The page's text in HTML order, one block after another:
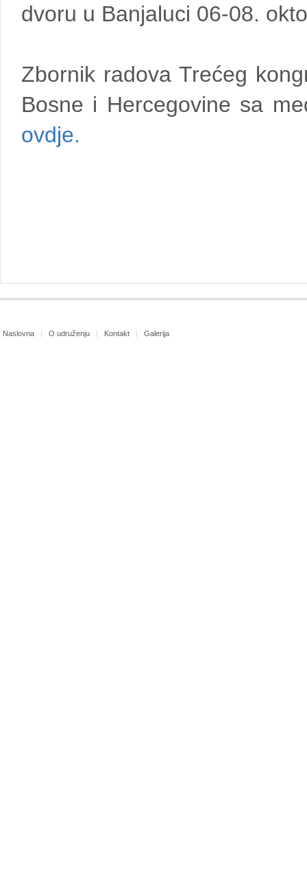
dvoru u Banjaluci 06-08.
Zbornik radova Trećeg
Bosne i Hercegovine sa
ovdje.
Naslovna O udruženju Kontakt Galerija